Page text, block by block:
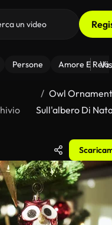
Persone Amore E
Owl
Sull'albero Di